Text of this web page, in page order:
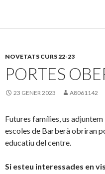
NOVETATS CURS 22-23
PORTES
23 GENER 2023 A8061142
Futures famílies, us
escoles de Barberà obriran
educatiu del centre.
Si esteu interessades en